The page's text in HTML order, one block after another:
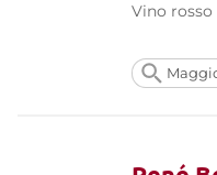
Vino rosso